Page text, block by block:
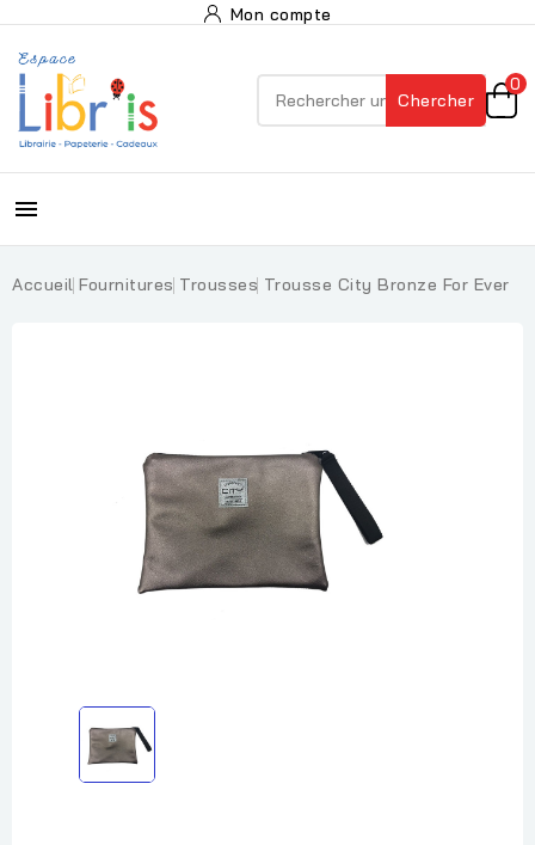
Mon compte
Chercher
0

Accueil Fournitures Trousses Trousse City Bronze For Ever